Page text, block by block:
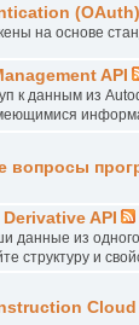
(OAuth)
на основе
API
к данным из
вопросы
API
данные из
структуру и
Cloud